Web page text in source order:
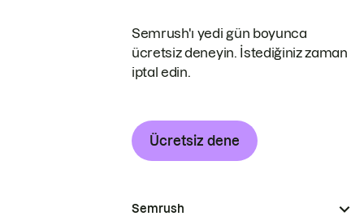
Semrush'ı yedi gün boyunca
ücretsiz deneyin. İstediğiniz zaman
iptal edin.
Ücretsiz dene
Semrush